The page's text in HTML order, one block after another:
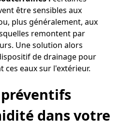
être sensibles aux
plus généralement, aux
remontent par
Une solution alors
de drainage pour
ces eaux sur l'extérieur.
dans votre